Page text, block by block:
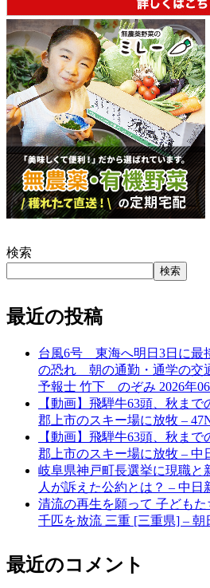
検索
検索
最近の投稿
台風6号 東海へ明日3日に
の恐れ 朝の通勤・通学の交
予報士 竹下 のぞみ 2026年06
【動画】飛騨牛63頭、秋まで
郡上市のスキー場に放牧 –
【動画】飛騨牛63頭、秋まで
郡上市のスキー場に放牧 – 中
岐阜県神戸町長選挙に現職と
人が訴えた公約とは？ – 中日
清流の再生を願って 子ども
千匹を放流 三重 [三重県] – 朝
最近のコメント